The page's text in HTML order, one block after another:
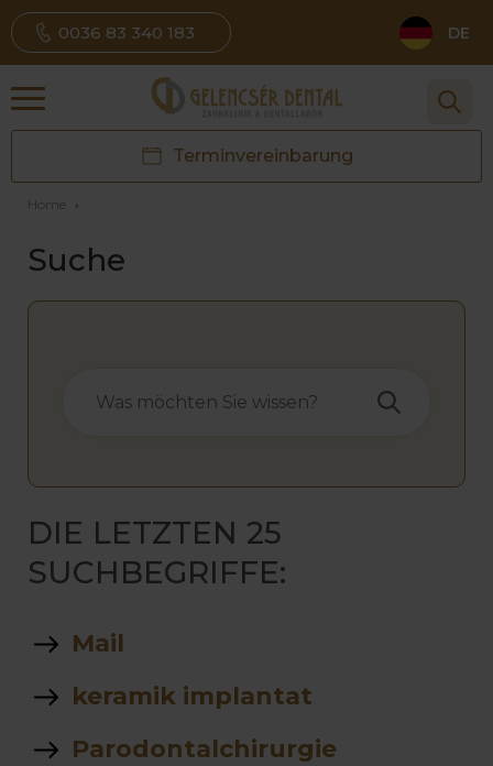
0036 83 340 183 DE
Terminvereinbarung
Home ›
Suche
DIE LETZTEN 25
SUCHBEGRIFFE:
Mail
keramik implantat
Parodontalchirurgie